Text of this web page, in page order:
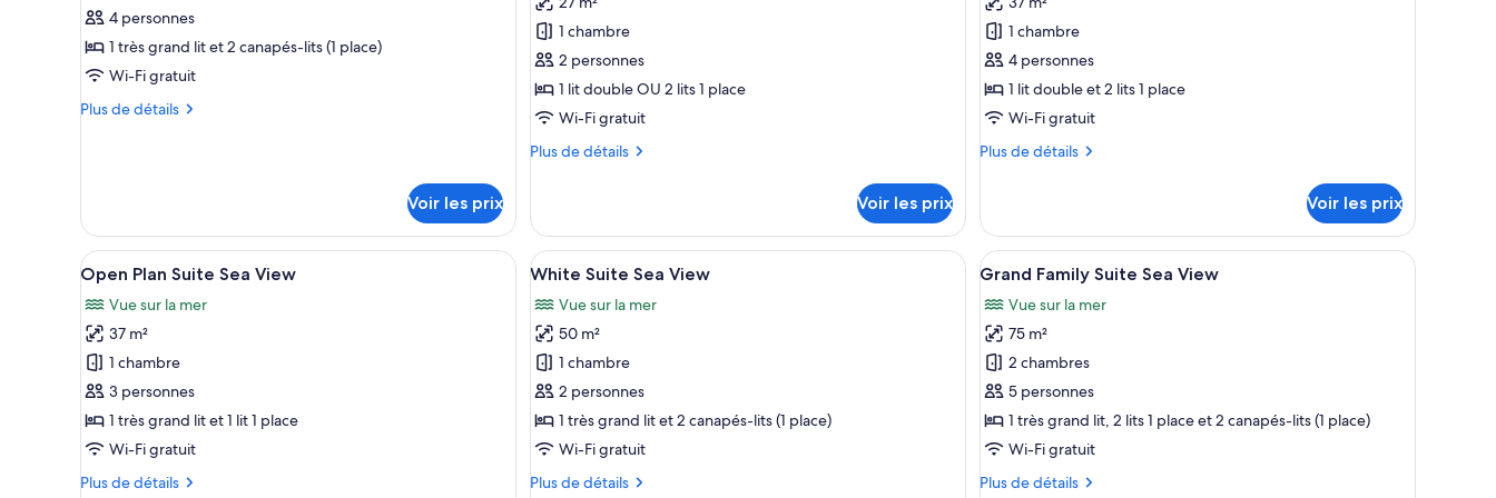
with
Sharing
Pool
Prive
Pool
ce
type
de
chambre :
Villa
Pool
4 personnes
1 très grand lit et 2 canapés-lits (1 place)
Wi-Fi gratuit
Plus de détails
Plus
de
chambre
Villa
White,
Seafront
Prive
Pool
Voir les prix
ce
type
de
chambre :
Swim
Up
1 chambre
2 personnes
1 lit double OU 2 lits 1 place
Wi-Fi gratuit
Plus de détails
Plus
le
type
de
Swim
Up
White
Room
Voir les prix
ce
type
de
chambre :
Swim
Up
1 chambre
4 personnes
1 lit double et 2 lits 1 place
Wi-Fi gratuit
Plus de détails
Plus
le
type
de
Swim
Up
Family
Guestroom
Voir les prix
Afficher
toutes
les
photos
pour
ce
type
de
chambre :
Open
Une chambre d’hôtel avec un lit, un bureau, une chaise, une lampe et une vue sur l’océan.
5
Open Plan Suite Sea View
Vue sur la mer
37 m²
1 chambre
3 personnes
1 très grand lit et 1 lit 1 place
Wi-Fi gratuit
Plus de détails
Plus
Afficher
toutes
les
photos
pour
ce
type
de
chambre :
White
Une chambre d’hôtel moderne avec un grand lit, une lampe de chevet, une œuvre d’art abstraite encadrée, une
8
White Suite Sea View
Vue sur la mer
50 m²
1 chambre
2 personnes
1 très grand lit et 2 canapés-lits (1 place)
Wi-Fi gratuit
Plus de détails
Plus
Afficher
toutes
les
photos
pour
ce
type
de
chambre :
Grand
Une chambre d’hôtel avec un lit, une
6
Grand Family Suite Sea View
Vue sur la mer
75 m²
2 chambres
5 personnes
1 très grand lit, 2 lits 1 place et 2 canapés-lits (1 place)
Wi-Fi gratuit
Plus de détails
Plus